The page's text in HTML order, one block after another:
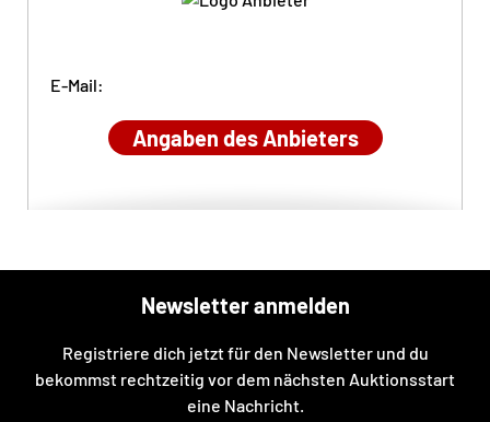
E-Mail:
Angaben des Anbieters
Newsletter anmelden
Registriere dich jetzt für den Newsletter und du
bekommst rechtzeitig vor dem nächsten Auktionsstart
eine Nachricht.